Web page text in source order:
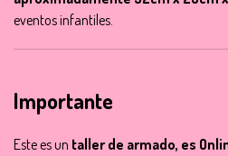
eventos infantiles.
Importante
Este es un taller de armado, es